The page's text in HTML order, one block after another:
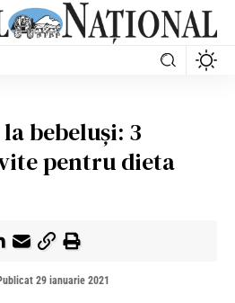
bebeluși: 3
pentru dieta
29 ianuarie 2021